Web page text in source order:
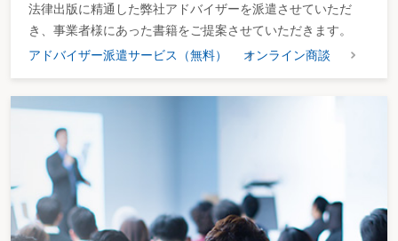
法律出版に精通した弊社アドバイザーを派遣させていただ
き、事業者様にあった書籍をご提案させていただきます。
アドバイザー派遣サービス（無料）
オンライン商談